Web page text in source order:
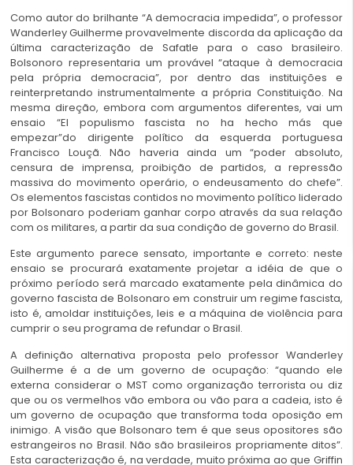
Como autor do brilhante “A democracia impedida”, o professor
Wanderley Guilherme provavelmente discorda da aplicação da
última caracterização de Safatle para o caso brasileiro.
Bolsonoro representaria um provável “ataque à democracia
pela própria democracia”, por dentro das instituições e
reinterpretando instrumentalmente a própria Constituição. Na
mesma direção, embora com argumentos diferentes, vai um
ensaio “El populismo fascista no ha hecho más que
empezar”do dirigente político da esquerda portuguesa
Francisco Louçã. Não haveria ainda um “poder absoluto,
censura de imprensa, proibição de partidos, a repressão
massiva do movimento operário, o endeusamento do chefe”.
Os elementos fascistas contidos no movimento político liderado
por Bolsonaro poderiam ganhar corpo através da sua relação
com os militares, a partir da sua condição de governo do Brasil.
Este argumento parece sensato, importante e correto: neste
ensaio se procurará exatamente projetar a idéia de que o
próximo período será marcado exatamente pela dinâmica do
governo fascista de Bolsonaro em construir um regime fascista,
isto é, amoldar instituições, leis e a máquina de violência para
cumprir o seu programa de refundar o Brasil.
A definição alternativa proposta pelo professor Wanderley
Guilherme é a de um governo de ocupação: “quando ele
externa considerar o MST como organização terrorista ou diz
que ou os vermelhos vão embora ou vão para a cadeia, isto é
um governo de ocupação que transforma toda oposição em
inimigo. A visão que Bolsonaro tem é que seus opositores são
estrangeiros no Brasil. Não são brasileiros propriamente ditos”.
Esta caracterização é, na verdade, muito próxima ao que Griffin